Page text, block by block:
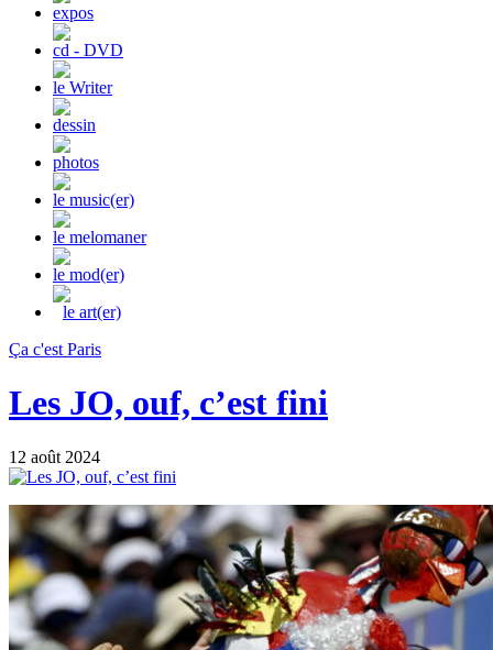
expos
cd - DVD
le Writer
dessin
photos
le music(er)
le melomaner
le mod(er)
le art(er)
Ça c'est Paris
Les JO, ouf, c’est fini
12 août 2024